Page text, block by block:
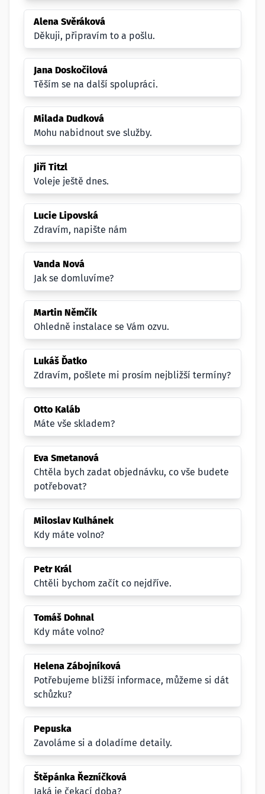
Alena Svěráková
Děkuji, připravím to a pošlu.
Jana Doskočilová
Těším se na další spolupráci.
Milada Dudková
Mohu nabidnout sve služby.
Jiří Titzl
Voleje ještě dnes.
Lucie Lipovská
Zdravím, napište nám
Vanda Nová
Jak se domluvíme?
Martin Němčík
Ohledně instalace se Vám ozvu.
Lukáš Ďatko
Zdravím, pošlete mi prosím nejbližší termíny?
Otto Kaláb
Máte vše skladem?
Eva Smetanová
Chtěla bych zadat objednávku, co vše budete
potřebovat?
Miloslav Kulhánek
Kdy máte volno?
Petr Král
Chtěli bychom začít co nejdříve.
Tomáš Dohnal
Kdy máte volno?
Helena Zábojníková
Potřebujeme bližší informace, můžeme si dát
schůzku?
Pepuska
Zavoláme si a doladíme detaily.
Štěpánka Řezníčková
Jaká je čekací doba?